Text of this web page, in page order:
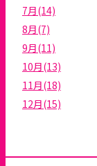
7月(14)
8月(7)
9月(11)
10月(13)
11月(18)
12月(15)